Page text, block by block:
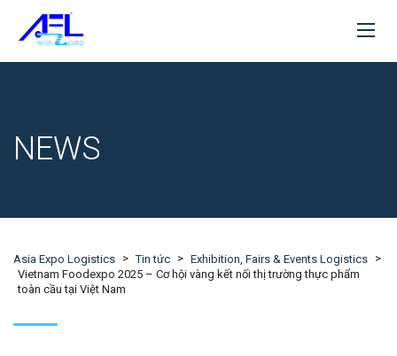
NEWS
Asia Expo Logistics > Tin tức > Exhibition, Fairs & Events Logistics >
Vietnam Foodexpo 2025 – Cơ hội vàng kết nối thị trường thực phẩm
toàn cầu tại Việt Nam